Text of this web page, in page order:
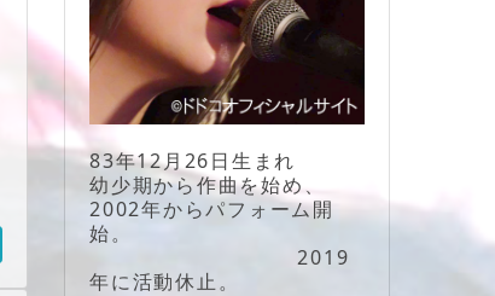
83年12月26日生まれ
幼少期から作曲を始め、
2002年からパフォーム開
始。
2019
年に活動休止。